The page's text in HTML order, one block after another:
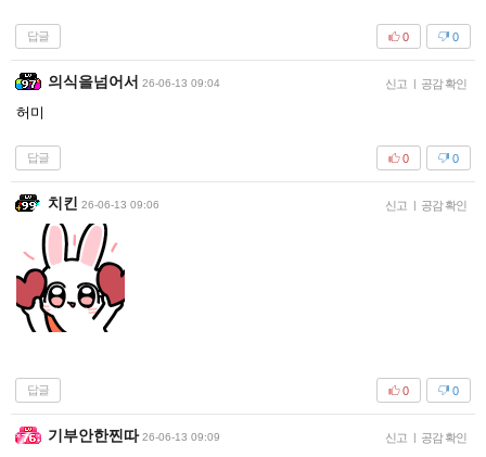
답글 0
0
의식을넘어서 26-06-13 09:04 신고 | 공감 확인
허미
답글 0
0
치킨 26-06-13 09:06 신고 | 공감 확인
답글 0
0
기부안한찐따 26-06-13 09:09 신고 | 공감 확인